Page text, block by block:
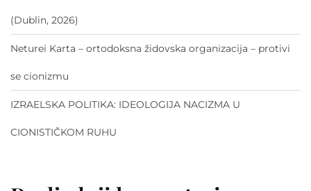
(Dublin, 2026)
Neturei Karta – ortodoksna židovska organizacija – protivi
se cionizmu
IZRAELSKA POLITIKA: IDEOLOGIJA NACIZMA U
CIONISTIČKOM RUHU